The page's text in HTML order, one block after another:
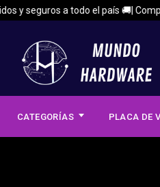
seguros a todo el país 🚚| Compra
CATEGORÍAS PLACA DE